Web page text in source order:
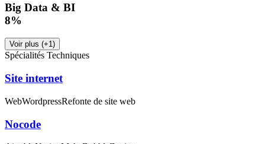
Big Data & BI
8%
Voir plus (+1)
Spécialités Techniques
Site internet
WebWordpressRefonte de site web
Nocode